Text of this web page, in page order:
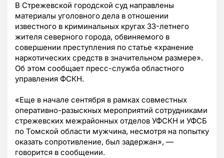
В Стрежевской городской суд направлены
материалы уголовного дела в отношении
известного в криминальных кругах 33-летнего
жителя северного города, обвиняемого в
совершении преступления по статье «хранение
наркотических средств в значительном размере».
Об этом сообщает пресс-служба областного
управления ФСКН.
«Еще в начале сентября в рамках совместных
оперативно-разыскных мероприятий сотрудниками
стрежевских межрайонных отделов УФСКН и УФСБ
по Томской области мужчина, несмотря на попытку
оказать сопротивление, был задержан», —
говорится в сообщении.